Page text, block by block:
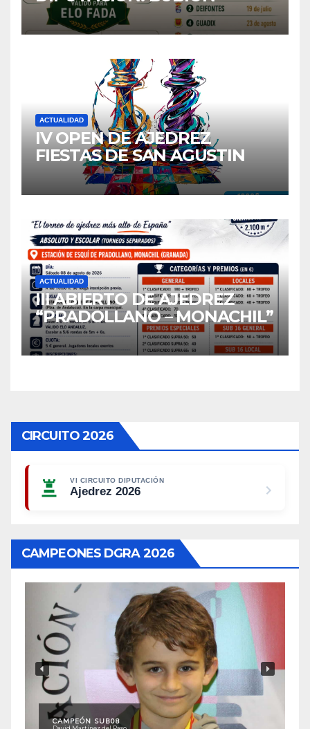
ACTUALIDAD
IV OPEN DE AJEDREZ
FIESTAS DE SAN AGUSTIN
ACTUALIDAD
III ABIERTO DE AJEDREZ
“PRADOLLANO – MONACHIL”
CIRCUITO 2026
VI CIRCUITO DIPUTACIÓN
Ajedrez 2026
CAMPEONES DGRA 2026
CAMPEÓN SUB08